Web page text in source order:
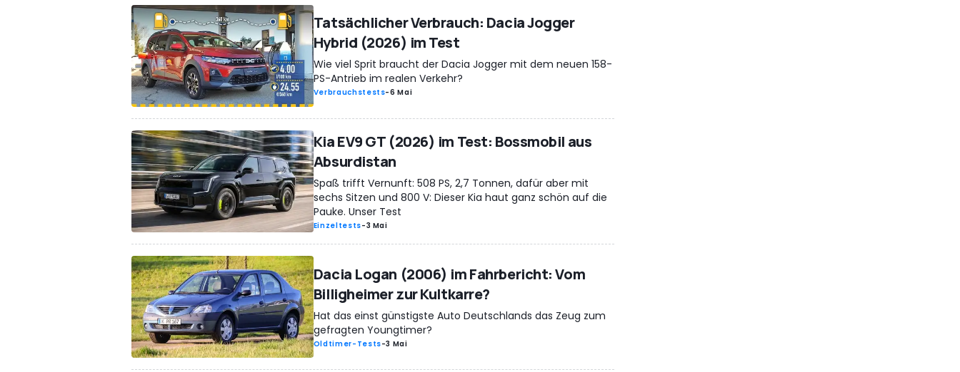
Tatsächlicher Verbrauch: Dacia Jogger
Hybrid (2026) im Test
Wie viel Sprit braucht der Dacia Jogger mit dem neuen 158-
PS-Antrieb im realen Verkehr?
Verbrauchstests-6 Mai
Kia EV9 GT (2026) im Test: Bossmobil aus
Absurdistan
Spaß trifft Vernunft: 508 PS, 2,7 Tonnen, dafür aber mit
sechs Sitzen und 800 V: Dieser Kia haut ganz schön auf die
Pauke. Unser Test
Einzeltests-3 Mai
Dacia Logan (2006) im Fahrbericht: Vom
Billigheimer zur Kultkarre?
Hat das einst günstigste Auto Deutschlands das Zeug zum
gefragten Youngtimer?
Oldtimer-Tests-3 Mai